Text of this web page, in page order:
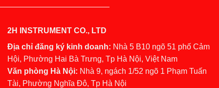
2H INSTRUMENT CO., LTD
Địa chỉ đăng ký kinh doanh: Nhà 5 B10 ngõ 51 phố Cảm
Hội, Phường Hai Bà Trưng, Tp Hà Nội, Việt Nam
Văn phòng Hà Nội: Nhà 9, ngách 1/52 ngõ 1 Phạm Tuấn
Tài, Phường Nghĩa Đô, Tp Hà Nội